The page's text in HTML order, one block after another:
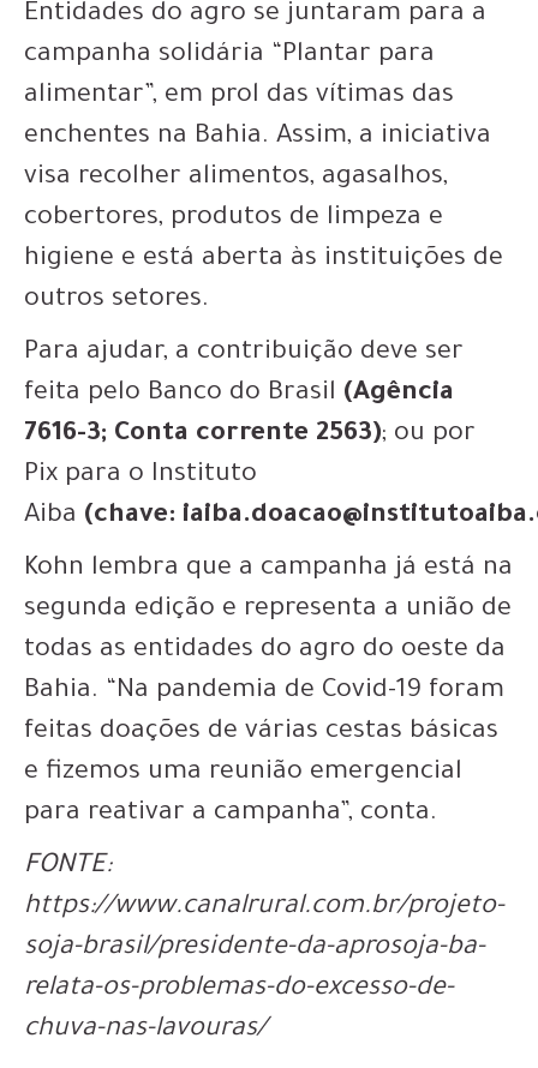
Entidades do agro se juntaram para a
campanha solidária “Plantar para
alimentar”, em prol das vítimas das
enchentes na Bahia. Assim, a iniciativa
visa recolher alimentos, agasalhos,
cobertores, produtos de limpeza e
higiene e está aberta às instituições de
outros setores.
Para ajudar, a contribuição deve ser
feita pelo Banco do Brasil (Agência
7616-3; Conta corrente 2563); ou por
Pix para o Instituto
Aiba (chave:
Kohn lembra que a campanha já está na
segunda edição e representa a união de
todas as entidades do agro do oeste da
Bahia. “Na pandemia de Covid-19 foram
feitas doações de várias cestas básicas
e fizemos uma reunião emergencial
para reativar a campanha”, conta.
FONTE:
https://www.canalrural.com.br/projeto-
soja-brasil/presidente-da-aprosoja-ba-
relata-os-problemas-do-excesso-de-
chuva-nas-lavouras/